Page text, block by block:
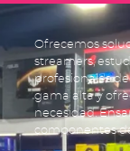
Ofrecemos
streamers,
profesionales
gama alta y
necesidad.
componentes